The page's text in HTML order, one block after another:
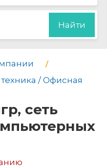
Найти
/ Офисная
сеть